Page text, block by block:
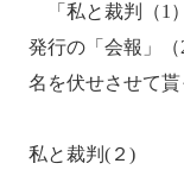
「私と裁判（1
発行の「会報」
名を伏せさせて貰
私と裁判(２)